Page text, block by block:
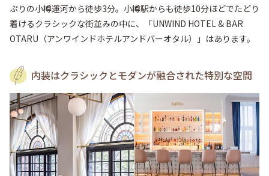
ぷりの小樽運河から徒歩3分。小樽駅からも徒歩10分ほどでたどり
着けるクラシックな街並みの中に、「UNWIND HOTEL & BAR
OTARU（アンワインドホテルアンドバーオタル）」はあります。
内装はクラシックとモダンが融合された特別な空間